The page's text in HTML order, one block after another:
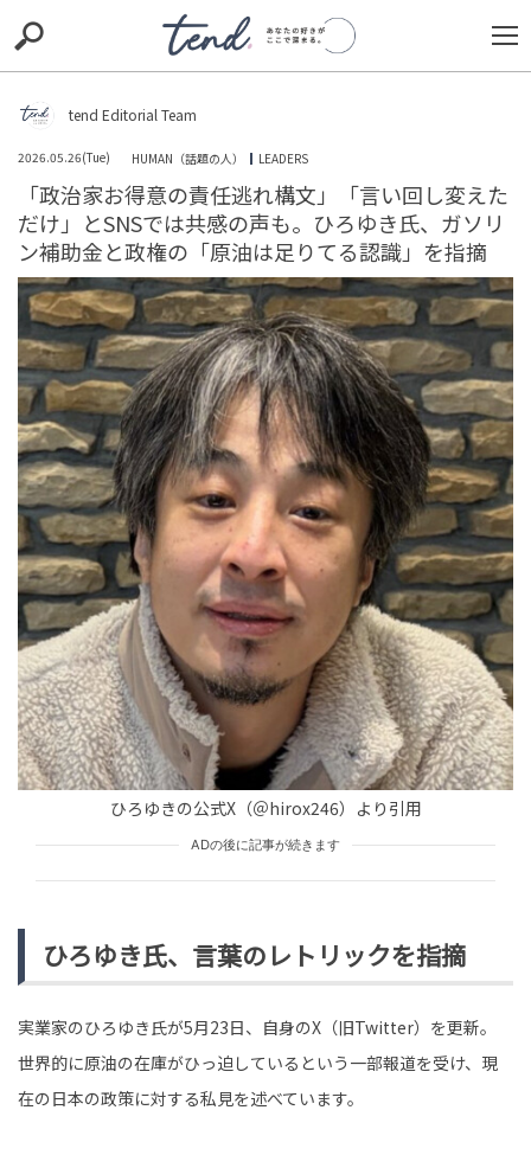
trill nordot RECOMMEND ARENA TOP
加藤清史郎が演じる『夜神月』が降臨！ゾクッとするほ
どの色気と鋭い眼光に「かっこいい」と絶賛の声
未分類
tend Editorial Team
歌手・アイナ・ジ・エンド、ホームレスとなった下積み
時代を語る→「言葉を失ったわ」「もっとファンになっ
た」と驚きの声続出
HUMAN（話題の人）
ENTERTAINMENT
tend Editorial Team
「どうせ中卒だから」夫の親戚から感じる学歴マウン
ト。だが、私の悔しさを晴らしてくれたのは息子の努力
TREND（トレンド深堀）
STORY
tend Editorial Team
2026.05.26(Tue) HUMAN（話題の人） LEADERS
「政治家お得意の責任逃れ構文」「言い回し変えた
だけ」とSNSでは共感の声も。ひろゆき氏、ガソリ
ン補助金と政権の「原油は足りてる認識」を指摘
ひろゆきの公式X（＠hirox246）より引用
ADの後に記事が続きます
ひろゆき氏、言葉のレトリックを指摘
実業家のひろゆき氏が5月23日、自身のX（旧Twitter）を更新。
世界的に原油の在庫がひっ迫しているという一部報道を受け、現
在の日本の政策に対する私見を述べています。